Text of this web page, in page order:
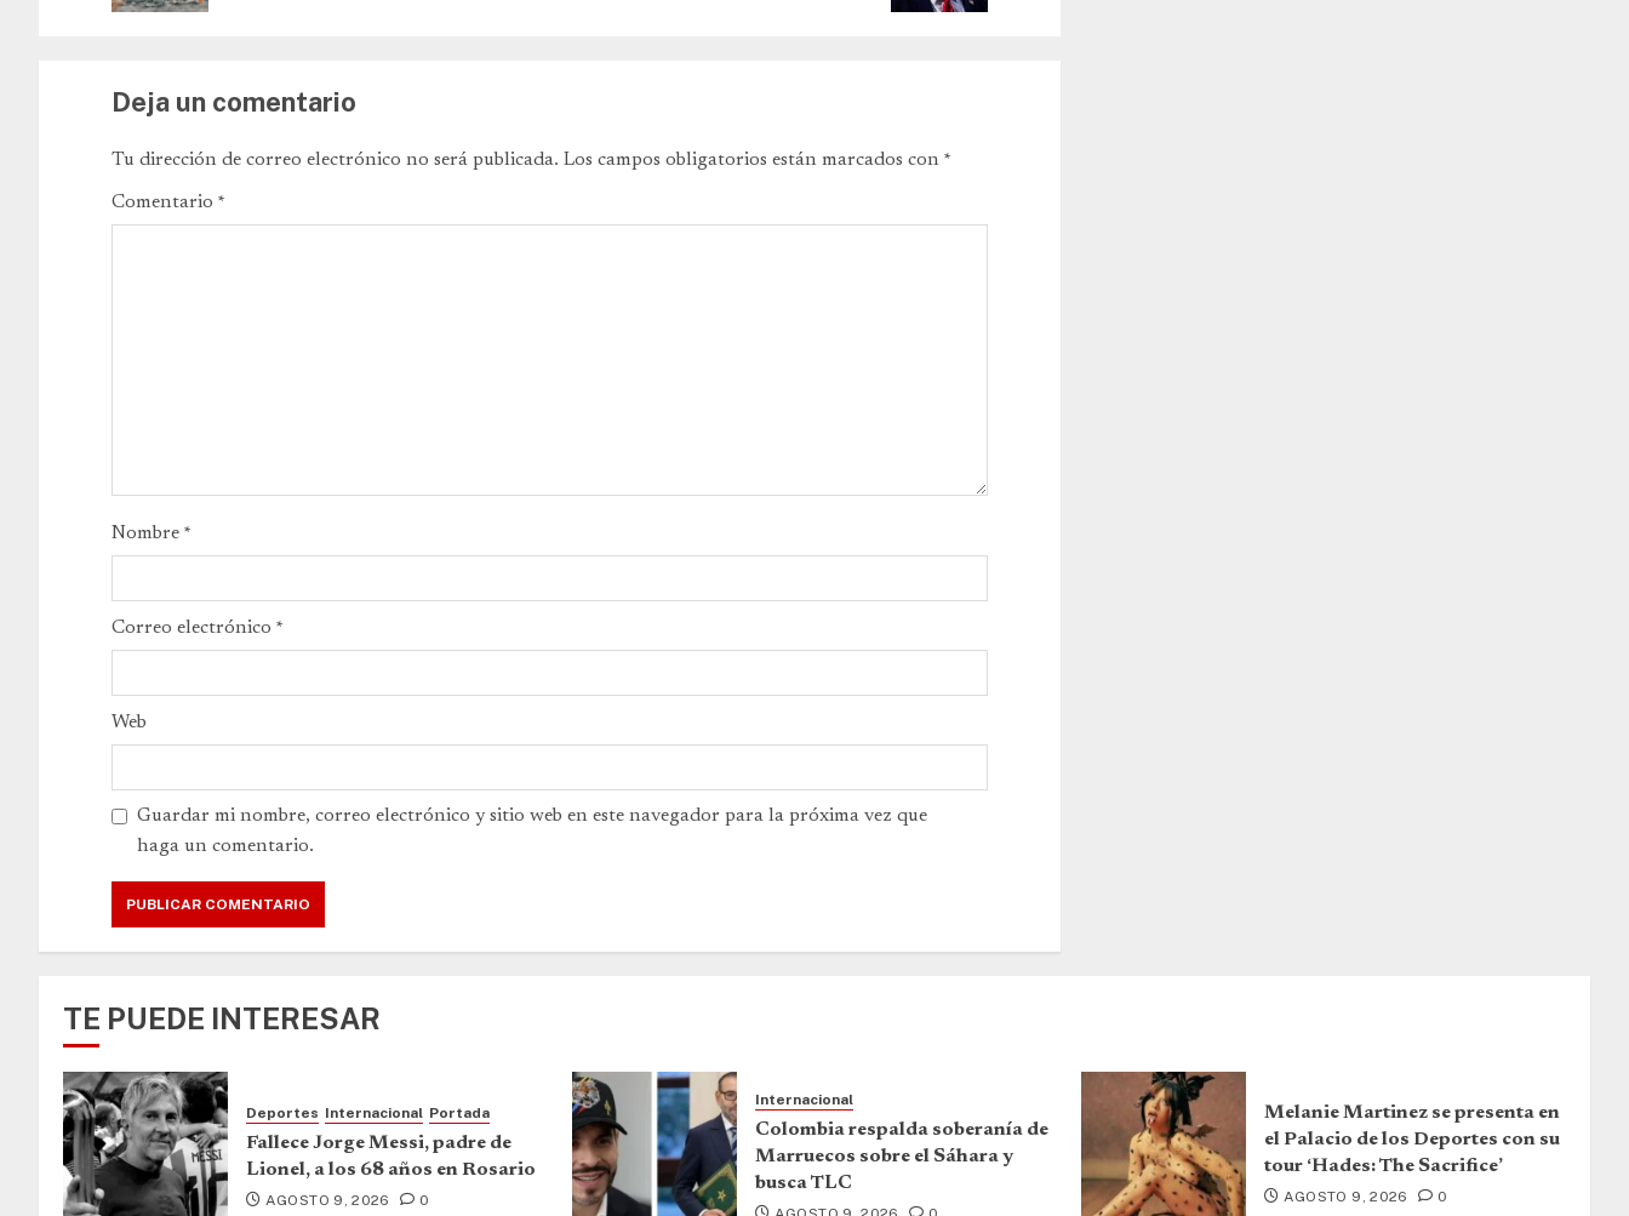
Deja un comentario
Tu dirección de correo electrónico no será publicada. Los campos obligatorios están marcados con *
Comentario *
Nombre *
Correo electrónico *
Web
Guardar mi nombre, correo electrónico y sitio web en este navegador para la próxima vez que
haga un comentario.
TE PUEDE INTERESAR
Deportes Internacional Portada
Fallece Jorge Messi, padre de
Lionel, a los 68 años en Rosario
AGOSTO 9, 2026 0
Internacional
Colombia respalda soberanía de
Marruecos sobre el Sáhara y
busca TLC
Melanie Martinez se presenta en
el Palacio de los Deportes con su
tour ‘Hades: The Sacrifice’
AGOSTO 9, 2026 0